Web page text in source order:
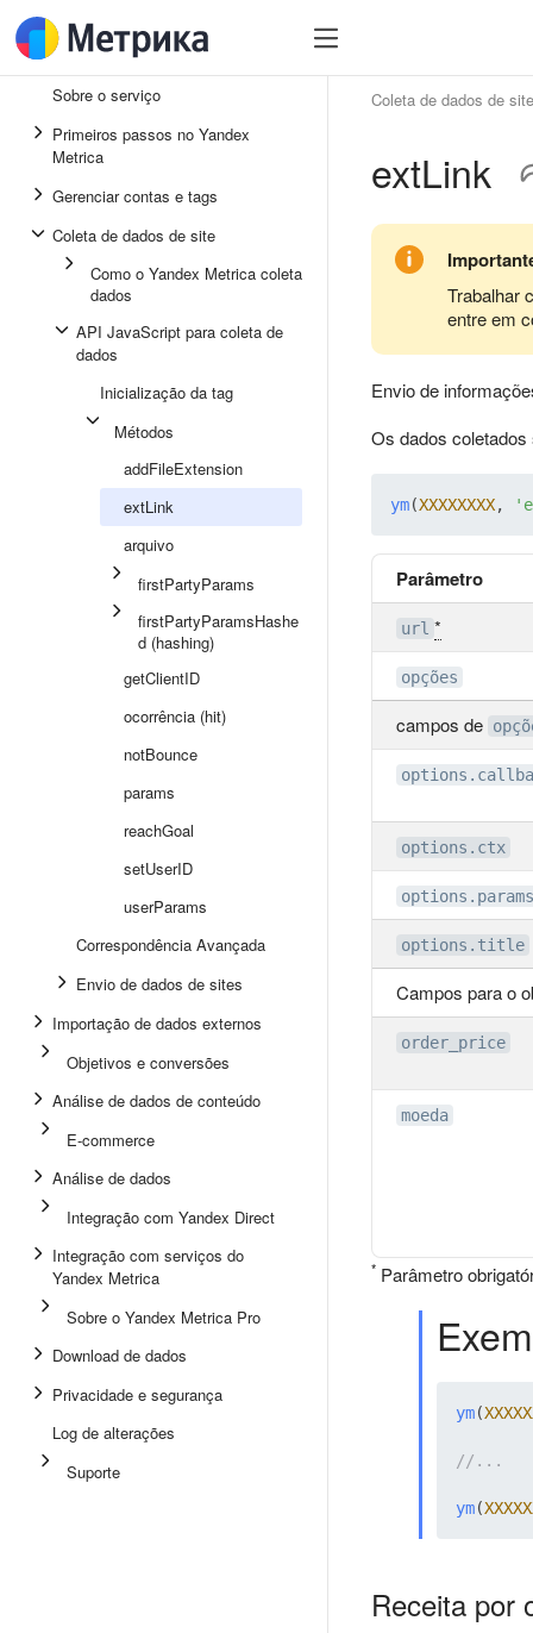
Sobre o serviço
Primeiros passos no Yandex
Metrica
Gerenciar contas e tags
Coleta de dados de site
Como o Yandex Metrica coleta
dados
API JavaScript para coleta de
dados
Inicialização da tag
Métodos
addFileExtension
extLink
arquivo
firstPartyParams
firstPartyParamsHashe
d (hashing)
getClientID
ocorrência (hit)
notBounce
params
reachGoal
setUserID
userParams
Correspondência Avançada
Envio de dados de sites
Importação de dados externos
Objetivos e conversões
Análise de dados de conteúdo
E-commerce
Análise de dados
Integração com Yandex Direct
Integração com serviços do
Yandex Metrica
Sobre o Yandex Metrica Pro
Download de dados
Privacidade e segurança
Log de alterações
Suporte
Coleta de dados de site
extLink
Trabalhar
entre em
Envio de
Os dados
ym(XXXXXXXX,
Parâmetro
url *
opções
campos de
options.ctx
options.params
options.title
Campos para o
order_price
moeda
* Parâmetro
ym(
//...
ym(
Receita por